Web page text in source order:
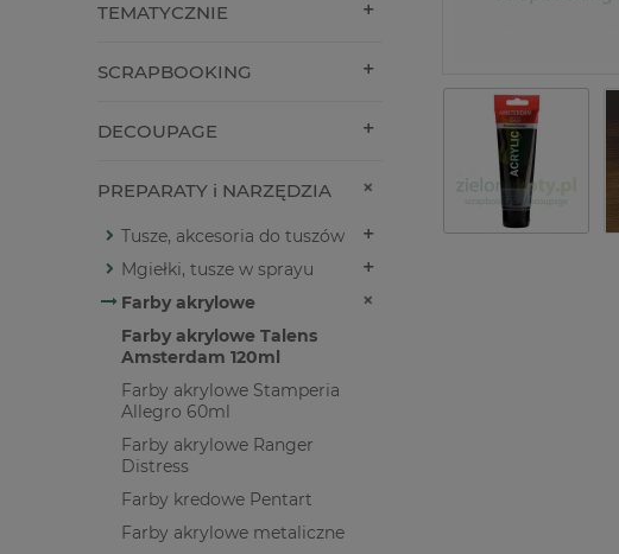
TEMATYCZNIE
SCRAPBOOKING
DECOUPAGE
PREPARATY i NARZĘDZIA
Tusze, akcesoria do tuszów
Mgiełki, tusze w sprayu
Farby akrylowe
Farby akrylowe Talens
Amsterdam 120ml
Farby akrylowe Stamperia
Allegro 60ml
Farby akrylowe Ranger
Distress
Farby kredowe Pentart
Farby akrylowe metaliczne